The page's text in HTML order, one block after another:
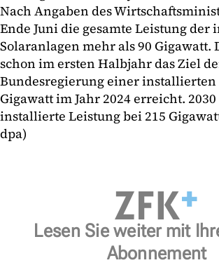
Nach Angaben des
Ende Juni die gesamte Leistung
Solaranlagen mehr als 90 Gigawatt.
schon im ersten Halbjahr das Ziel
Bundesregierung einer installierten
Gigawatt im Jahr 2024 erreicht.
installierte Leistung bei 215
dpa)
Lesen Sie weiter mit
Abonnement